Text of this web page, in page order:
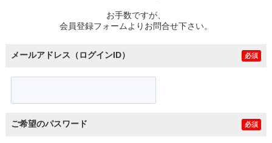
お手数ですが、
会員登録フォームよりお問合せ下さい。
メールアドレス（ログインID） 必須
ご希望のパスワード 必須